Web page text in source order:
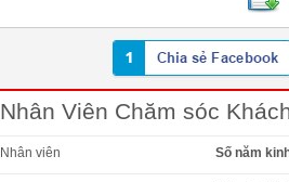
Nhân Viên Chăm sóc
Nhân viên Số năm